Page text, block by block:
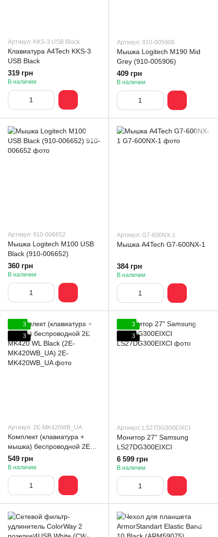
Артикул: KKS-3 USB Black
Клавиатура A4Tech KKS-3
USB Black
319 грн
В наличии
Артикул: 910-005906
Мышка Logitech M190 Mid
Grey (910-005906)
409 грн
В наличии
Артикул: 910-006652
Мышка Logitech M100 USB
Black (910-006652)
360 грн
В наличии
Артикул: G7-600NX-1
Мышка A4Tech G7-600NX-1
384 грн
В наличии
3
3
Артикул: 2E-MK420WB_UA
Комплект (клавиатура +
мышка) беспроводной 2E
MK420 WL Black (2E-
MK420WB_UA)
549 грн
В наличии
3
3
Артикул: LS27DG300EIXCI
Монитор 27" Samsung
LS27DG300EIXCI
6 599 грн
В наличии